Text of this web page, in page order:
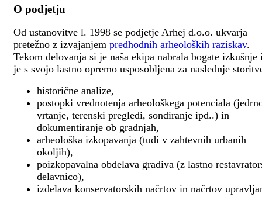
O podjetju
Od ustanovitve l. 1998 se podjetje Arhej d.o.o. ukvarja
pretežno z izvajanjem predhodnih arheoloških raziskav.
Tekom delovanja si je naša ekipa nabrala bogate izkušnje
je s svojo lastno opremo usposobljena za naslednje
historične analize,
postopki vrednotenja arheološkega potenciala
vrtanje, terenski pregledi, sondiranje ipd..) in
dokumentiranje ob gradnjah,
arheološka izkopavanja (tudi v zahtevnih urbanih
okoljih),
poizkopavalna obdelava gradiva (z lastno
delavnico),
izdelava konservatorskih načrtov in načrtov